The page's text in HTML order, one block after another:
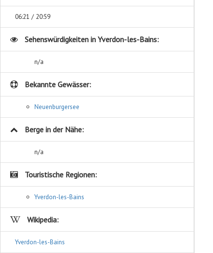
06:21 / 20:59
Sehenswürdigkeiten in Yverdon-les-Bains:
n/a
Bekannte Gewässer:
Neuenburgersee
Berge in der Nähe:
n/a
Touristische Regionen:
Yverdon-les-Bains
Wikipedia:
Yverdon-les-Bains